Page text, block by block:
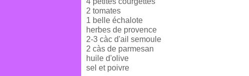
2 tomates
1 belle échalote
herbes de provence
2-3 càc d'ail semoule
2 càs de parmesan
huile d'olive
sel et poivre